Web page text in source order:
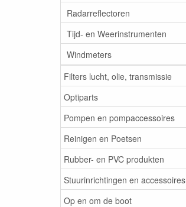
Radarreflectoren
Tijd- en Weerinstrumenten
Windmeters
Filters lucht, olie, transmissie
Optiparts
Pompen en pompaccessoires
Reinigen en Poetsen
Rubber- en PVC produkten
Stuurinrichtingen en accessoires
Op en om de boot